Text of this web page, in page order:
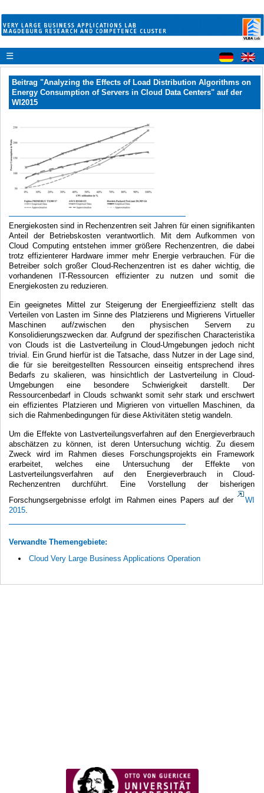
☰
Beitrag "Analyzing the Effects of Load Distribution Algorithms on
Energy Consumption of Servers in Cloud Data Centers" auf der
WI2015
Energiekosten sind in Rechenzentren seit Jahren für einen signifikanten
Anteil der Betriebskosten verantwortlich. Mit dem Aufkommen von
Cloud Computing entstehen immer größere Rechenzentren, die dabei
trotz effizienterer Hardware immer mehr Energie verbrauchen. Für die
Betreiber solch großer Cloud-Rechenzentren ist es daher wichtig, die
vorhandenen IT-Ressourcen effizienter zu nutzen und somit die
Energiekosten zu reduzieren.
Ein geeignetes Mittel zur Steigerung der Energieeffizienz stellt das
Verteilen von Lasten im Sinne des Platzierens und Migrierens Virtueller
Maschinen auf/zwischen den physischen Servern zu
Konsolidierungszwecken dar. Aufgrund der spezifischen Characteristika
von Clouds ist die Lastverteilung in Cloud-Umgebungen jedoch nicht
trivial. Ein Grund hierfür ist die Tatsache, dass Nutzer in der Lage sind,
die für sie bereitgestellten Ressourcen einseitig entsprechend ihres
Bedarfs zu skalieren, was hinsichtlich der Lastverteilung in Cloud-
Umgebungen eine besondere Schwierigkeit darstellt. Der
Ressourcenbedarf in Clouds schwankt somit sehr stark und erschwert
ein effizientes Platzieren und Migrieren von virtuellen Maschinen, da
sich die Rahmenbedingungen für diese Aktivitäten stetig wandeln.
Um die Effekte von Lastverteilungsverfahren auf den Energieverbrauch
abschätzen zu können, ist deren Untersuchung wichtig. Zu diesem
Zweck wird im Rahmen dieses Forschungsprojekts ein Framework
erarbeitet, welches eine Untersuchung der Effekte von
Lastverteilungsverfahren auf den Energieverbrauch in Cloud-
Rechenzentren durchführt. Eine Vorstellung der bisherigen
Forschungsergebnisse erfolgt im Rahmen eines Papers auf der
WI
2015
Verwandte Themengebiete:
Cloud Very Large Business Applications Operation